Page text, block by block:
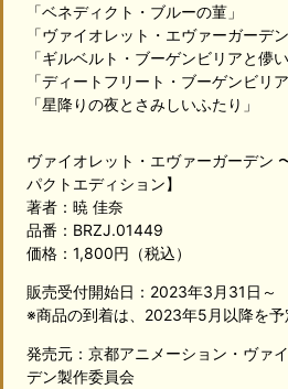
「ベネディクト・ブルーの菫」
「ヴァイオレット・エヴァーガーデン
「ギルベルト・ブーゲンビリアと儚い
「ディートフリート・ブーゲンビリア
「星降りの夜とさみしいふたり」
ヴァイオレット・エヴァーガーデン
パクトエディション】
著者：暁 佳奈
品番：BRZJ.01449
価格：1,800円（税込）
販売受付開始日：2023年3月31日～
※商品の到着は、2023年5月以降を予
発売元：京都アニメーション・ヴァ
デン製作委員会